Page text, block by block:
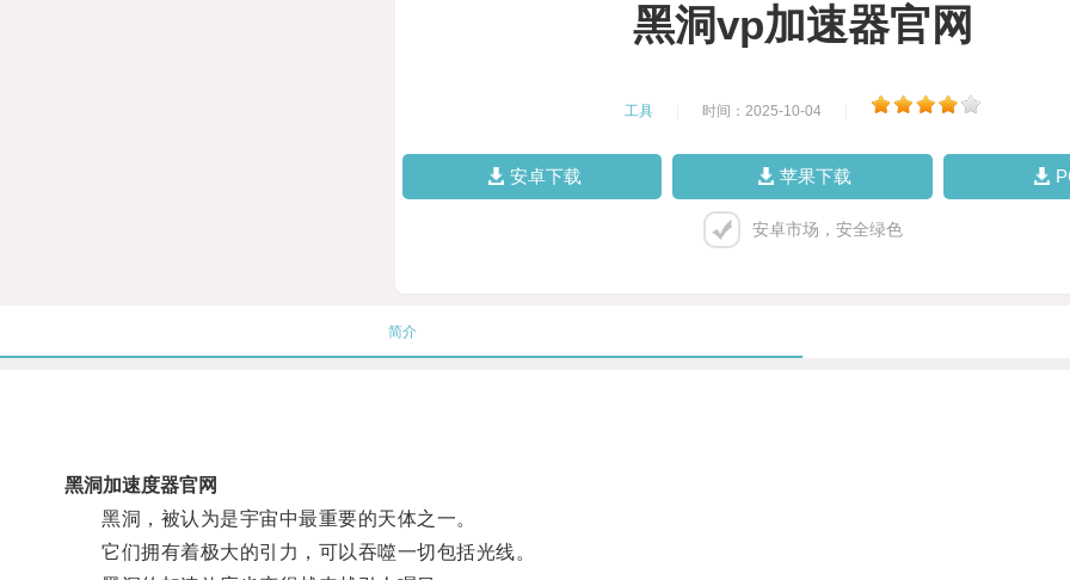
黑洞vp加速器官网
工具 时间：2025-10-04
安卓下载 苹果下载
安卓市场，安全绿色
简介
黑洞加速度器官网
黑洞，被认为是宇宙中最重要的天体之一。
它们拥有着极大的引力，可以吞噬一切包括光线。